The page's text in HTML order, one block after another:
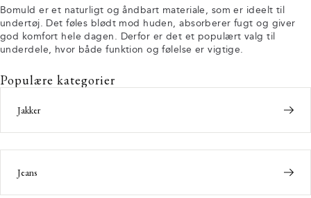
Bomuld er et naturligt og åndbart materiale, som er ideelt til
undertøj. Det føles blødt mod huden, absorberer fugt og giver
god komfort hele dagen. Derfor er det et populært valg til
underdele, hvor både funktion og følelse er vigtige.
Populære kategorier
Jakker
Jeans